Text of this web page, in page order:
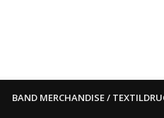
BAND MERCHANDISE /